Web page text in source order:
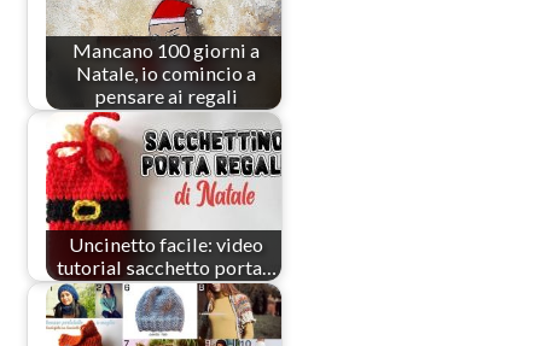
Mancano 100 giorni a
Natale, io comincio a
pensare ai regali
Uncinetto facile: video
tutorial sacchetto porta…